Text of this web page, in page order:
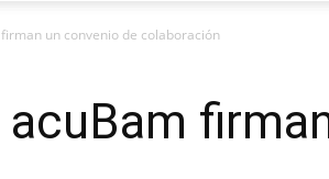
un convenio de colaboración